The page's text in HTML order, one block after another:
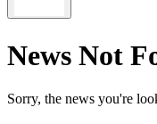
News Not
Sorry, the news you're